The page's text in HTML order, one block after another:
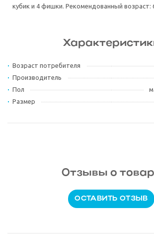
кубик и 4 фишки. Рекомендованный возраст:
Возраст потребителя
Производитель
Пол
Размер
Отзывы о
ОСТАВИТЬ ОТЗЫВ